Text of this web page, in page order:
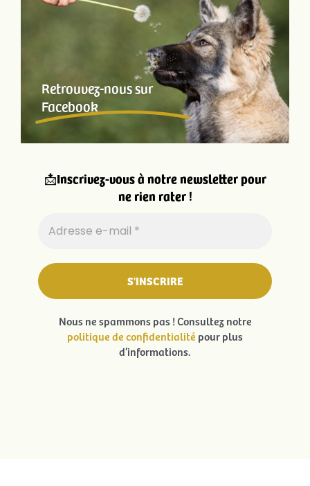
Retrouvez-nous sur
Facebook
📩Inscrivez-vous à notre newsletter pour
ne rien rater !
Nous ne spammons pas ! Consultez notre
politique de confidentialité pour plus
d’informations.